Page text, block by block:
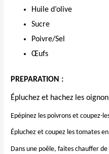
Huile d’olive
Sucre
Poivre/Sel
Œufs
PREPARATION :
Épluchez et hachez les
Epépinez les poivrons et coupez-
Épluchez et coupez les tomates en
Dans une poêle, faites chauffer